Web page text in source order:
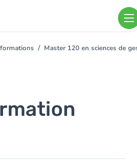
Master 120 en sciences de